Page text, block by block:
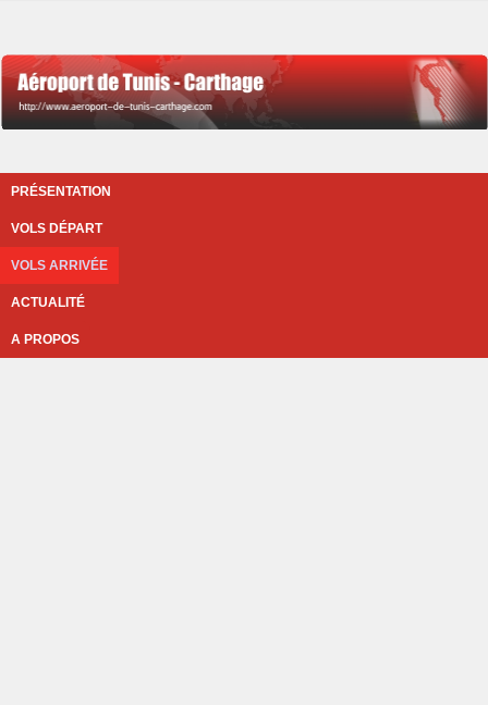
PRÉSENTATION
VOLS DÉPART
VOLS ARRIVÉE
ACTUALITÉ
A PROPOS